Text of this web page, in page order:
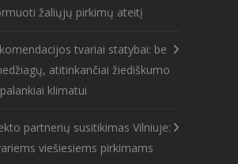
žaliųjų pirkimų ateitį
tvariai statybai: be
atitinkančiai žiediškumo
klimatui
partnerių susitikimas Vilniuje:
viešiesiems pirkimams